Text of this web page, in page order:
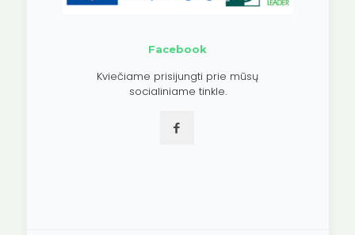
Facebook
Kviečiame prisijungti prie mūsų
socialiniame tinkle.